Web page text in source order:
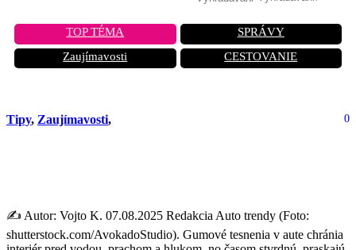
TOP TÉMA
SPRÁVY
Zaujímavosti
CESTOVANIE
Tipy, Zaujímavosti, 0
✍️ Autor: Vojto K. 07.08.2025 Redakcia Auto trendy (Foto:
shutterstock.com/AvokadoStudio). Gumové tesnenia v aute chránia